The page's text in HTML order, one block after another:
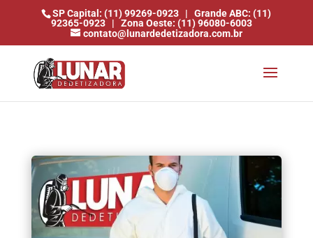
SP Capital: (11) 99269-0923 |Grande ABC: (11)
92365-0923|Zona Oeste: (11) 96080-6003
contato@lunardedetizadora.com.br